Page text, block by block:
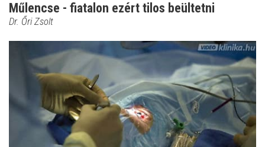
Műlencse - fiatalon ezért tilos beültetni
Dr. Őri Zsolt